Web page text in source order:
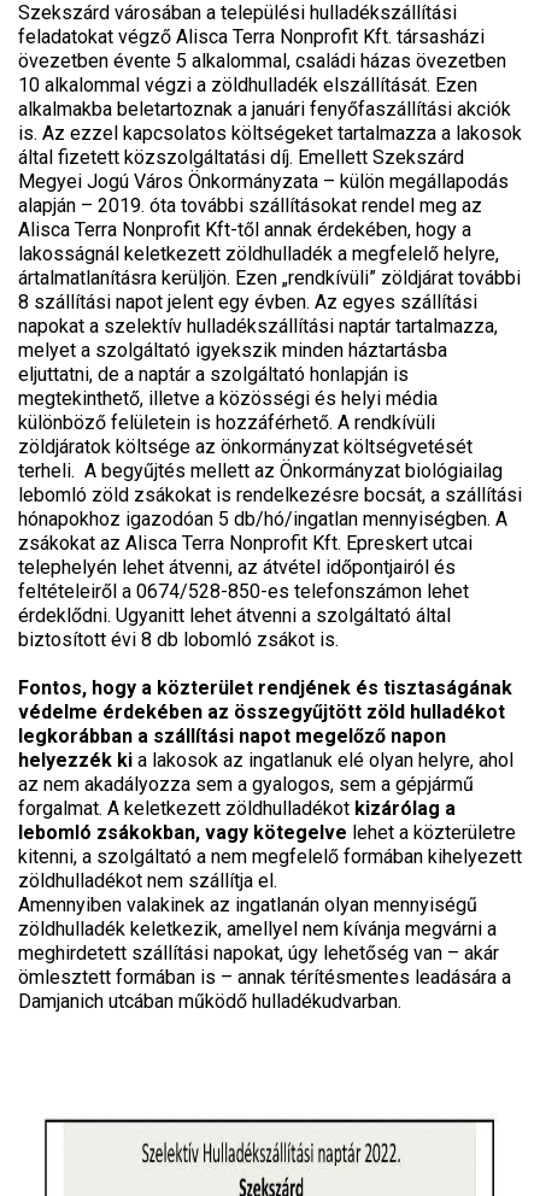
Szekszárd városában a települési hulladékszállítási
feladatokat végző Alisca Terra Nonprofit Kft. társasházi
övezetben évente 5 alkalommal, családi házas övezetben
10 alkalommal végzi a zöldhulladék elszállítását. Ezen
alkalmakba beletartoznak a januári fenyőfaszállítási akciók
is. Az ezzel kapcsolatos költségeket tartalmazza a lakosok
által fizetett közszolgáltatási díj. Emellett Szekszárd
Megyei Jogú Város Önkormányzata – külön megállapodás
alapján – 2019. óta további szállításokat rendel meg az
Alisca Terra Nonprofit Kft-től annak érdekében, hogy a
lakosságnál keletkezett zöldhulladék a megfelelő helyre,
ártalmatlanításra kerüljön. Ezen „rendkívüli” zöldjárat további
8 szállítási napot jelent egy évben. Az egyes szállítási
napokat a szelektív hulladékszállítási naptár tartalmazza,
melyet a szolgáltató igyekszik minden háztartásba
eljuttatni, de a naptár a szolgáltató honlapján is
megtekinthető, illetve a közösségi és helyi média
különböző felületein is hozzáférhető. A rendkívüli
zöldjáratok költsége az önkormányzat költségvetését
terheli. A begyűjtés mellett az Önkormányzat biológiailag
lebomló zöld zsákokat is rendelkezésre bocsát, a szállítási
hónapokhoz igazodóan 5 db/hó/ingatlan mennyiségben. A
zsákokat az Alisca Terra Nonprofit Kft. Epreskert utcai
telephelyén lehet átvenni, az átvétel időpontjairól és
feltételeiről a 0674/528-850-es telefonszámon lehet
érdeklődni. Ugyanitt lehet átvenni a szolgáltató által
biztosított évi 8 db lobomló zsákot is.
Fontos, hogy a közterület rendjének és tisztaságának
védelme érdekében az összegyűjtött zöld hulladékot
legkorábban a szállítási napot megelőző napon
helyezzék ki a lakosok az ingatlanuk elé olyan helyre, ahol
az nem akadályozza sem a gyalogos, sem a gépjármű
forgalmat. A keletkezett zöldhulladékot kizárólag a
lebomló zsákokban, vagy kötegelve lehet a közterületre
kitenni, a szolgáltató a nem megfelelő formában kihelyezett
zöldhulladékot nem szállítja el.
Amennyiben valakinek az ingatlanán olyan mennyiségű
zöldhulladék keletkezik, amellyel nem kívánja megvárni a
meghirdetett szállítási napokat, úgy lehetőség van – akár
ömlesztett formában is – annak térítésmentes leadására a
Damjanich utcában működő hulladékudvarban.